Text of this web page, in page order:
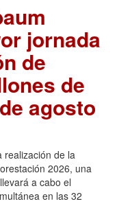
jornada
de
de
agosto
realización de la
2026, una
a cabo el
en las 32